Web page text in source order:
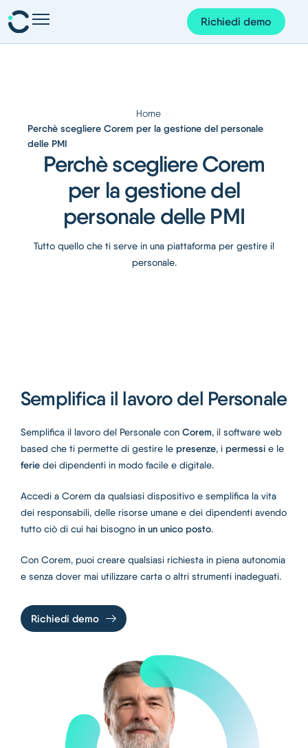
Gestione dei documenti
Corem AI
App Corem
Richiedi demo
Home
Perchè scegliere Corem per la gestione del personale
delle PMI
Perchè scegliere Corem
per la gestione del
personale delle PMI
Tutto quello che ti serve in una piattaforma per gestire il
personale.
Semplifica il lavoro del Personale
Semplifica il lavoro del Personale con Corem, il software web
based che ti permette di gestire le presenze, i permessi e le
ferie dei dipendenti in modo facile e digitale.
Accedi a Corem da qualsiasi dispositivo e semplifica la vita
dei responsabili, delle risorse umane e dei dipendenti avendo
tutto ciò di cui hai bisogno in un unico posto.
Con Corem, puoi creare qualsiasi richiesta in piena autonomia
e senza dover mai utilizzare carta o altri strumenti inadeguati.
Richiedi demo